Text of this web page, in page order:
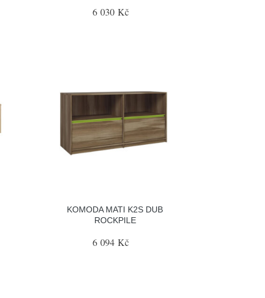
6 030 Kč
KOMODA MATI K2S DUB
ROCKPILE
6 094 Kč